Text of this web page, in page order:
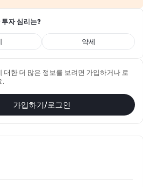
자 심리는?
약세
대한 더 많은 정보를 보려면 가입하거나 로
.
가입하기/로그인